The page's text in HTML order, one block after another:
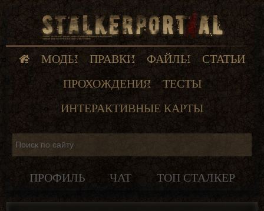
МОДЫ ПРАВКИ ФАЙЛЫ
СТАТЬИ
ПРОХОЖДЕНИЯ
ТЕСТЫ
ИНТЕРАКТИВНЫЕ КАРТЫ
ПРОФИЛЬ ЧАТ ТОП СТАЛКЕР